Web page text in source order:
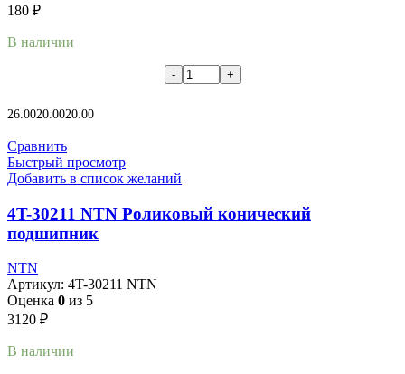
180 ₽
В наличии
26.0020.0020.00
Сравнить
Быстрый просмотр
Добавить в список желаний
4T-30211 NTN Роликовый конический
подшипник
NTN
Артикул: 4T-30211 NTN
Оценка 0 из 5
3120 ₽
В наличии